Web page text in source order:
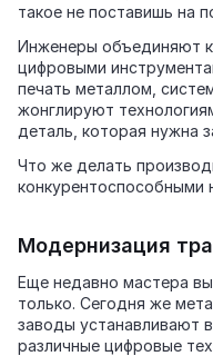
такое не поставишь на
Инженеры объединяют
цифровыми
печать металлом,
жонглируют
деталь, которая нужна
Что же делать
конкурентоспособными
Модернизация
Еще недавно мастера
только. Сегодня же
заводы устанавливают
различные цифровые